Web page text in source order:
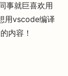
事就巨喜欢用
用vscode编译
内容！